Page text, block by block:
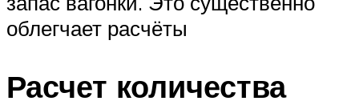
облегчает расчёты
Расчет количества